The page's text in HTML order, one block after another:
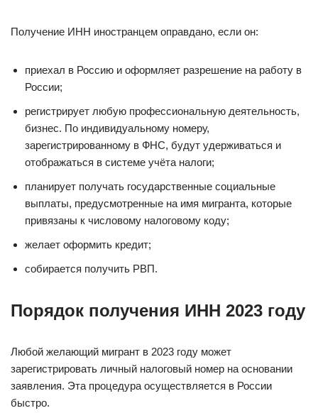
Получение ИНН иностранцем оправдано, если он:
приехал в Россию и оформляет разрешение на работу в
России;
регистрирует любую профессиональную деятельность,
бизнес. По индивидуальному номеру,
зарегистрированному в ФНС, будут удерживаться и
отображаться в системе учёта налоги;
планирует получать государственные социальные
выплаты, предусмотренные на имя мигранта, которые
привязаны к числовому налоговому коду;
желает оформить кредит;
собирается получить РВП.
Порядок получения ИНН 2023 году
Любой желающий мигрант в 2023 году может
зарегистрировать личный налоговый номер на основании
заявления. Эта процедура осуществляется в России
быстро.